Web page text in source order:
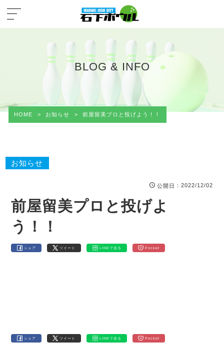
BLOG & INFO
HOME > お知らせ > 前屋留美プロと投げよう！！
お知らせ
公開日 ：2022/12/02
前屋留美プロと投げよ
う！！
シェア ツイート LINEで送る Pocket
シェア ツイート LINEで送る Pocket